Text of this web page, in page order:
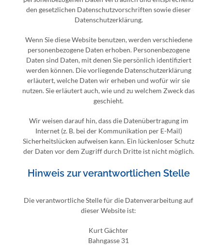
den gesetzlichen Datenschutzvorschriften sowie dieser
Datenschutzerklärung.
Wenn Sie diese Website benutzen, werden verschiedene
personenbezogene Daten erhoben. Personenbezogene
Daten sind Daten, mit denen Sie persönlich identifiziert
werden können. Die vorliegende Datenschutzerklärung
erläutert, welche Daten wir erheben und wofür wir sie
nutzen. Sie erläutert auch, wie und zu welchem Zweck das
geschieht.
Wir weisen darauf hin, dass die Datenübertragung im
Internet (z. B. bei der Kommunikation per E-Mail)
Sicherheitslücken aufweisen kann. Ein lückenloser Schutz
der Daten vor dem Zugriff durch Dritte ist nicht möglich.
Hinweis zur verantwortlichen Stelle
Die verantwortliche Stelle für die Datenverarbeitung auf
dieser Website ist:
Kurt Gächter
Bahngasse 31